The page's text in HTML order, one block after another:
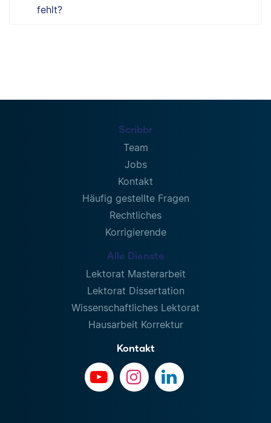
fehlt?
Scribbr
Team
Jobs
Kontakt
Häufig gestellte Fragen
Rechtliches
Korrigierende
Alle Dienste
Lektorat Masterarbeit
Lektorat Dissertation
Wissenschaftliches Lektorat
Hausarbeit Korrektur
Kontakt